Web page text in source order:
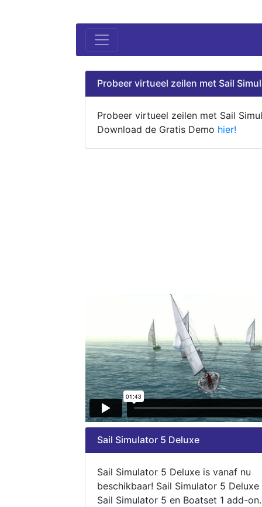
Probeer virtueel zeilen met Sail
Probeer virtueel zeilen met Sail
Download de Gratis Demo hier!
Sail Simulator 5 Deluxe
Sail Simulator 5 Deluxe is vanaf nu
beschikbaar! Sail Simulator 5
Sail Simulator 5 en Boatset 1 add-on.